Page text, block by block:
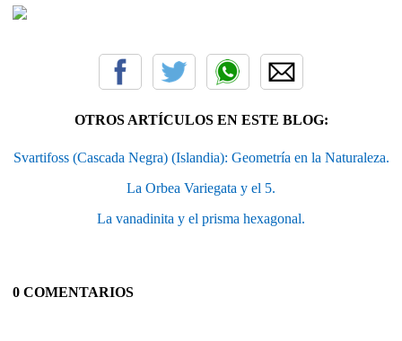
OTROS ARTÍCULOS EN ESTE BLOG:
Svartifoss (Cascada Negra) (Islandia): Geometría en la Naturaleza.
La Orbea Variegata y el 5.
La vanadinita y el prisma hexagonal.
0 COMENTARIOS